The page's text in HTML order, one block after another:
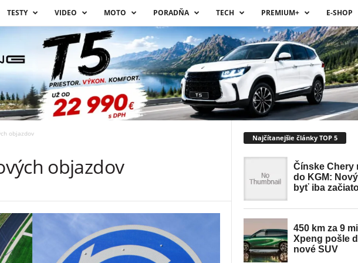
TESTY VIDEO MOTO PORADŇA TECH PREMIUM+ E-SHOP
objazdov
objazdov
Najčítanejšie články TOP 5